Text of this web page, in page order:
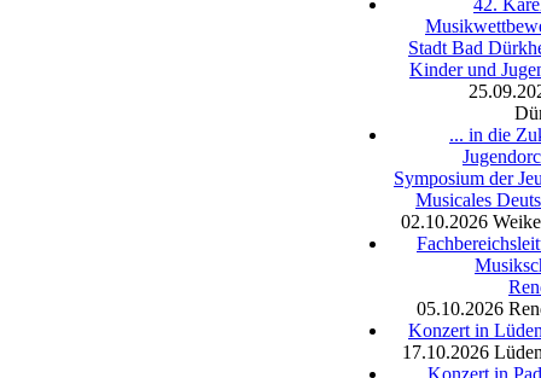
42.
Stadt Bad
Kinder und
... in die
Symposium der
Musicales
02.10.2026
05.10.2026
Konzert in
17.10.2026
Konzert in